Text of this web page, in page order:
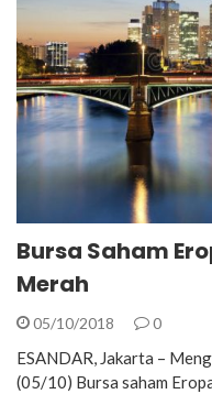
Bursa Saham
Merah
05/10/2018 0
ESANDAR, Jakarta –
(05/10) Bursa saham